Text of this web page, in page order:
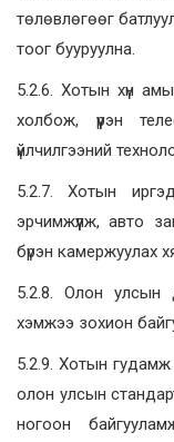
төлөвлөгөөг
тоог бууруулна.
5.2.6. Хотын хүн
холбож, үүрэн
үйлчилгээний
5.2.7. Хотын
эрчимжүүлж, авто
бүрэн камержуулах
5.2.8. Олон улсын
хэмжээ зохион
5.2.9. Хотын
олон улсын
ногоон